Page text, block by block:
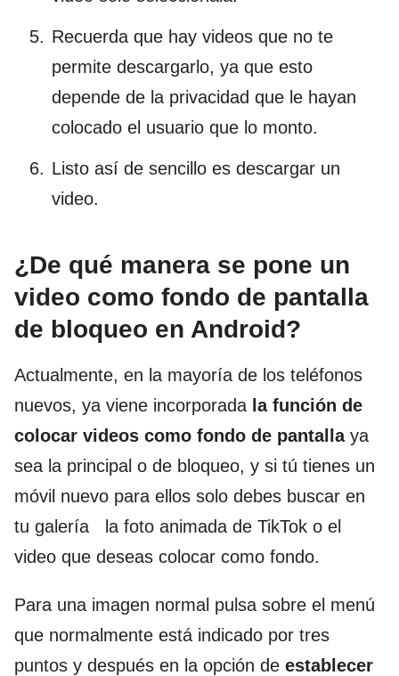
Recuerda que hay videos que no te
permite descargarlo, ya que esto
depende de la privacidad que le hayan
colocado el usuario que lo monto.
Listo así de sencillo es descargar un
video.
¿De qué manera se pone un
video como fondo de pantalla
de bloqueo en Android?
Actualmente, en la mayoría de los teléfonos
nuevos, ya viene incorporada la función de
colocar videos como fondo de pantallaya
sea la principal o de bloqueo, y si tú tienes un
móvil nuevo para ellos solo debes buscar en
tu galería la foto animada de TikTok o el
video que deseas colocar como fondo.
Para una imagen normal pulsa sobre el menú
que normalmente está indicado por tres
puntos y después en la opción de establecer